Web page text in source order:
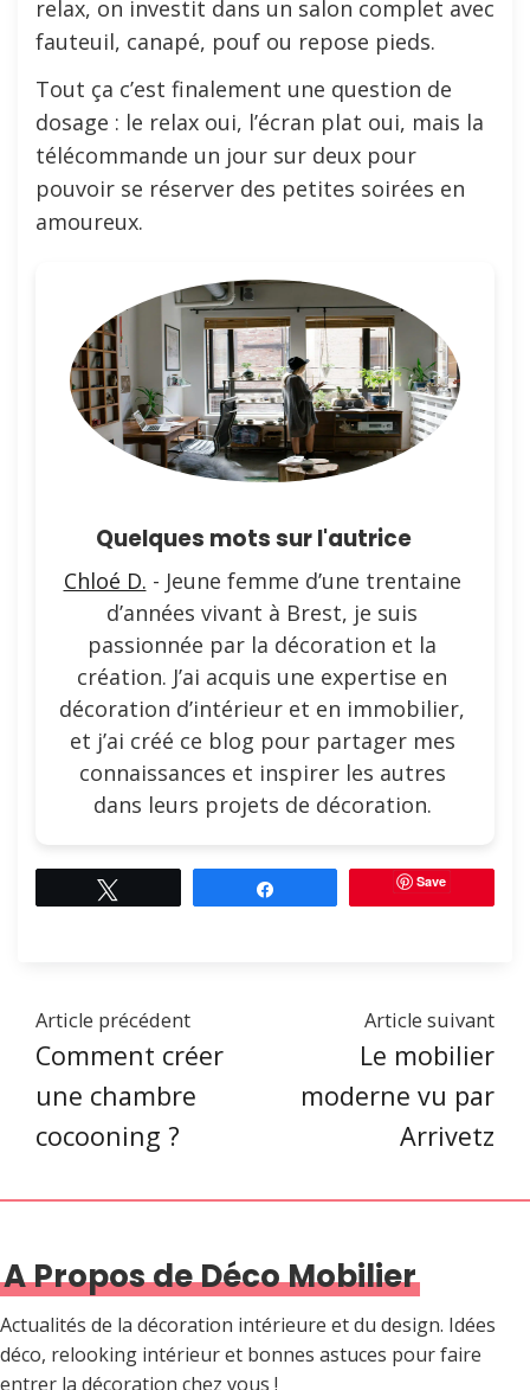
relax, on investit dans un salon complet avec
fauteuil, canapé, pouf ou repose pieds.
Tout ça c’est finalement une question de
dosage : le relax oui, l’écran plat oui, mais la
télécommande un jour sur deux pour
pouvoir se réserver des petites soirées en
amoureux.
Quelques mots sur l'autrice
Chloé D. - Jeune femme d’une trentaine
d’années vivant à Brest, je suis
passionnée par la décoration et la
création. J’ai acquis une expertise en
décoration d’intérieur et en immobilier,
et j’ai créé ce blog pour partager mes
connaissances et inspirer les autres
dans leurs projets de décoration.
Save
Article précédent
Comment créer
une chambre
cocooning ?
Article suivant
Le mobilier
moderne vu par
Arrivetz
A Propos de Déco Mobilier
Actualités de la décoration intérieure et du design. Idées
déco, relooking intérieur et bonnes astuces pour faire
entrer la décoration chez vous !